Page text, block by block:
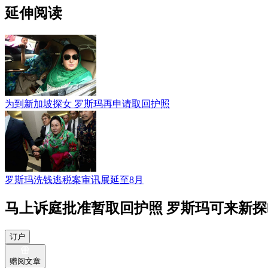
延伸阅读
为到新加坡探女 罗斯玛再申请取回护照
罗斯玛洗钱逃税案审讯展延至8月
马上诉庭批准暂取回护照 罗斯玛可来新
订户
赠阅文章